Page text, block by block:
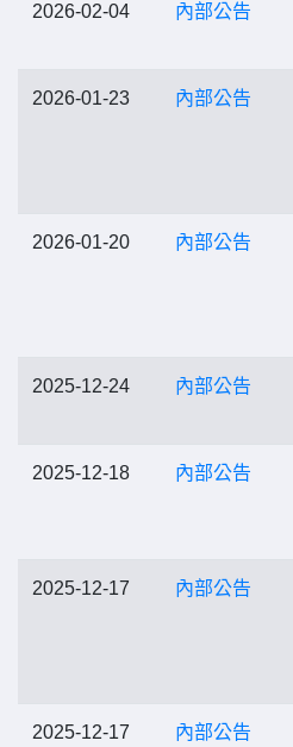
2026-02-04 內部公告
2026-01-23 內部公告
2026-01-20 內部公告
2025-12-24 內部公告
2025-12-18 內部公告
2025-12-17 內部公告
2025-12-17 內部公告